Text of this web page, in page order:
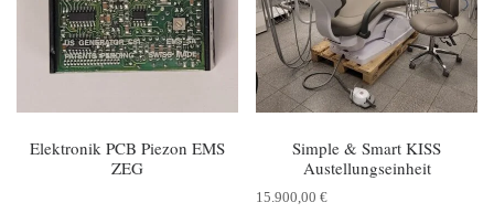
Elektronik PCB Piezon EMS
ZEG
Simple & Smart KISS
Austellungseinheit
15.900,00€